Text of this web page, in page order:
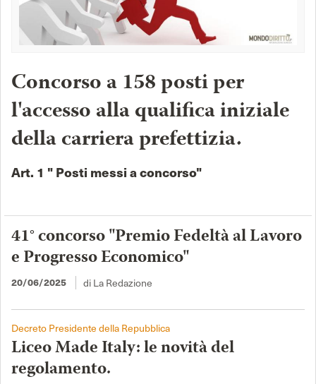
Concorso a 158 posti per
l'accesso alla qualifica iniziale
della carriera prefettizia.
Art. 1 " Posti messi a concorso"
41° concorso "Premio Fedeltà al Lavoro
e Progresso Economico"
20/06/2025 di La Redazione
Decreto Presidente della Repubblica
Liceo Made Italy: le novità del
regolamento.